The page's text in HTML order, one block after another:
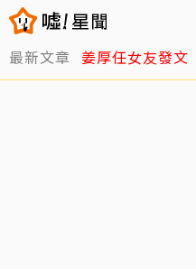
最新文章 姜厚任女友發文